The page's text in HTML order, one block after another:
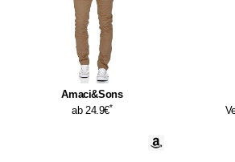
Amaci&Sons
ab 24.9€*